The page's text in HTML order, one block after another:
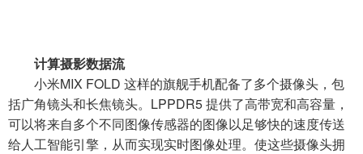
计算摄影数据流
小米MIX FOLD 这样的旗舰手机配备了多个摄像头，包
括广角镜头和长焦镜头。LPPDR5 提供了高带宽和高容量，
可以将来自多个不同图像传感器的图像以足够快的速度传送
给人工智能引擎，从而实现实时图像处理。使这些摄像头拥